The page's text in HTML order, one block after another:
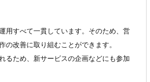
用すべて一貫しています。そのため、営
改善に取り組むことができます。
るため、新サービスの企画などにも参加